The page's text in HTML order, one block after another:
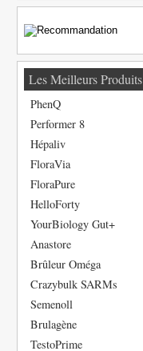
Les Meilleurs Produits
PhenQ
Performer 8
Hépaliv
FloraVia
FloraPure
HelloForty
YourBiology Gut+
Anastore
Brûleur Oméga
Crazybulk SARMs
Semenoll
Brulagène
TestoPrime